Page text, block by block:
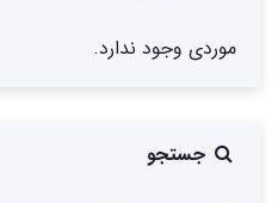
موردی وجود ندارد.
جستجو